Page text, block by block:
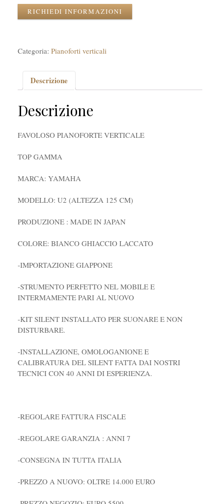
RICHIEDI INFORMAZIONI
Categoria: Pianoforti verticali
Descrizione
Descrizione
FAVOLOSO PIANOFORTE VERTICALE
TOP GAMMA
MARCA: YAMAHA
MODELLO: U2 (ALTEZZA 125 CM)
PRODUZIONE : MADE IN JAPAN
COLORE: BIANCO GHIACCIO LACCATO
-IMPORTAZIONE GIAPPONE
-STRUMENTO PERFETTO NEL MOBILE E
INTERMAMENTE PARI AL NUOVO
-KIT SILENT INSTALLATO PER SUONARE E NON
DISTURBARE.
-INSTALLAZIONE, OMOLOGANIONE E
CALIBRATURA DEL SILENT FATTA DAI NOSTRI
TECNICI CON 40 ANNI DI ESPERIENZA.
-REGOLARE FATTURA FISCALE
-REGOLARE GARANZIA : ANNI 7
-CONSEGNA IN TUTTA ITALIA
-PREZZO A NUOVO: OLTRE 14.000 EURO